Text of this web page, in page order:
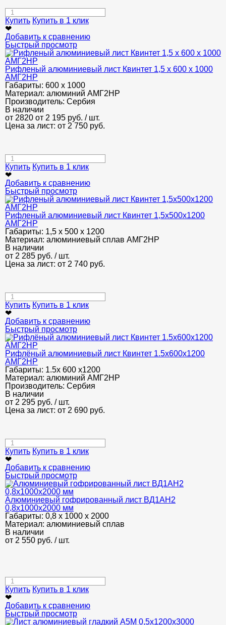
Купить Купить в 1 клик
❤
Добавить к сравнению
Быстрый просмотр
Рифленый алюминиевый лист Квинтет 1,5 х 600 х 1000
АМГ2НР
Габариты: 600 х 1000
Материал: алюминий АМГ2НР
Производитель: Сербия
В наличии
от 2820 от 2 195 руб. / шт.
Цена за лист: от 2 750 руб.
Купить Купить в 1 клик
❤
Добавить к сравнению
Быстрый просмотр
Рифленый алюминиевый лист Квинтет 1,5х500х1200
АМГ2НР
Габариты: 1,5 х 500 х 1200
Материал: алюминиевый сплав АМГ2НР
В наличии
от 2 285 руб. / шт.
Цена за лист: от 2 740 руб.
Купить Купить в 1 клик
❤
Добавить к сравнению
Быстрый просмотр
Рифлёный алюминиевый лист Квинтет 1.5х600х1200
АМГ2НР
Габариты: 1.5х 600 х1200
Материал: алюминий АМГ2НР
Производитель: Сербия
В наличии
от 2 295 руб. / шт.
Цена за лист: от 2 690 руб.
Купить Купить в 1 клик
❤
Добавить к сравнению
Быстрый просмотр
Алюминиевый гофрированный лист ВД1АН2
0,8x1000x2000 мм
Габариты: 0,8 х 1000 х 2000
Материал: алюминиевый сплав
В наличии
от 2 550 руб. / шт.
Купить Купить в 1 клик
❤
Добавить к сравнению
Быстрый просмотр